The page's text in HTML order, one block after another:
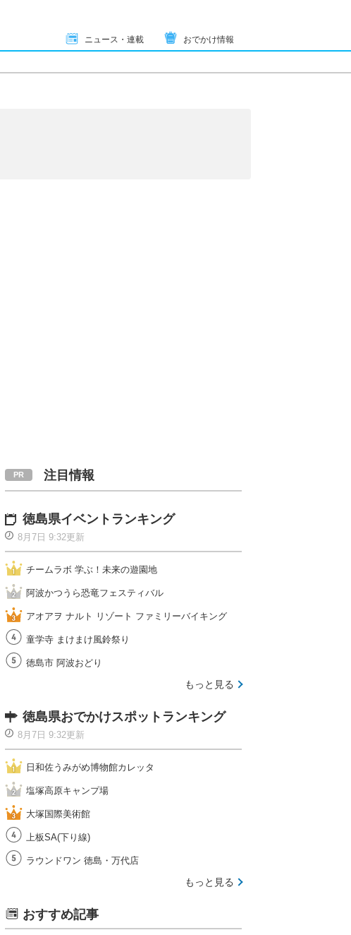
ニュース・連載 おでかけ情報
注目情報
徳島県イベントランキング
8月7日 9:32更新
チームラボ 学ぶ！未来の遊園地
阿波かつうら恐竜フェスティバル
アオアヲ ナルト リゾート ファミリーバイキング
童学寺 まけまけ風鈴祭り
徳島市 阿波おどり
もっと見る
徳島県おでかけスポットランキング
8月7日 9:32更新
日和佐うみがめ博物館カレッタ
塩塚高原キャンプ場
大塚国際美術館
上板SA(下り線)
ラウンドワン 徳島・万代店
もっと見る
おすすめ記事